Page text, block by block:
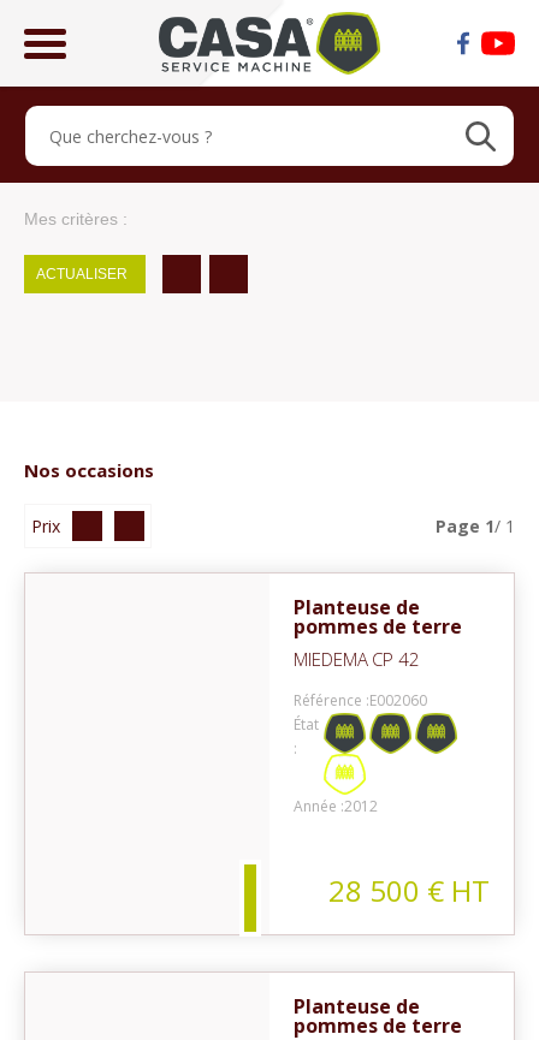
Mes critères :
ACTUALISER
Nos occasions
Prix Page 1/ 1
Planteuse de
pommes de terre
MIEDEMA CP 42
Référence :E002060
État
:
Année :2012
28 500 € HT
Planteuse de
pommes de terre